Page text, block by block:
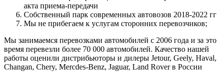
акта приема-передачи
Собственный парк современных автовозов 2018-2022 гг
Мы не прибегаем к услугам сторонних перевозчиков;
Мы занимаемся перевозками автомобилей с 2006 года и за это
время перевезли более 70 000 автомобилей. Качество нашей
работы оценили дистрибьюторы и дилеры Jetour, Geely, Haval,
Changan, Chery, Mercdes-Benz, Jaguar, Land Rover в России